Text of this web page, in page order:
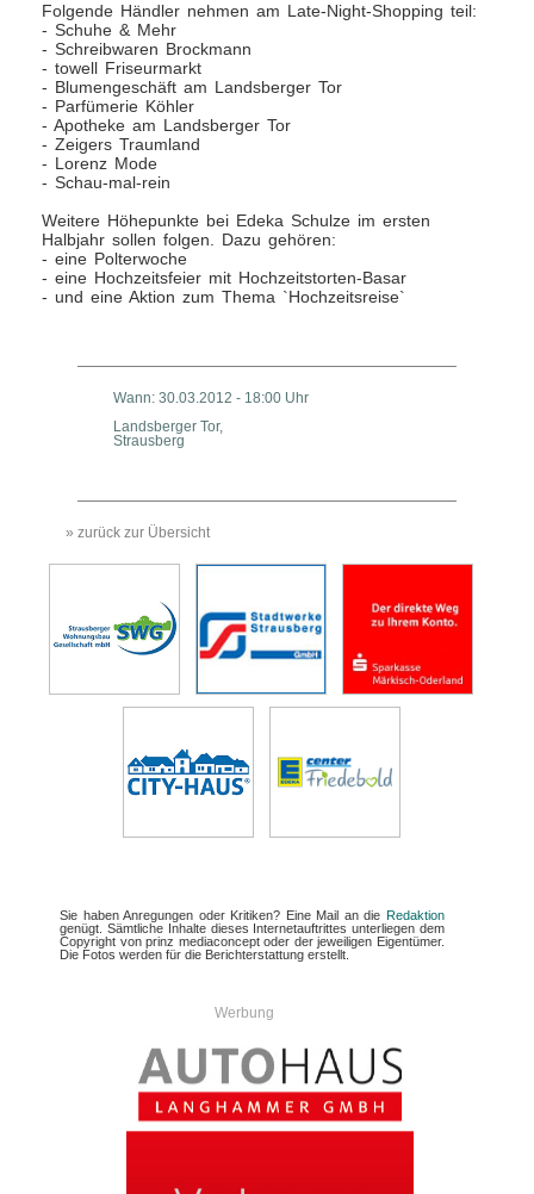
Folgende Händler nehmen am Late-Night-Shopping teil:
- Schuhe & Mehr
- Schreibwaren Brockmann
- towell Friseurmarkt
- Blumengeschäft am Landsberger Tor
- Parfümerie Köhler
- Apotheke am Landsberger Tor
- Zeigers Traumland
- Lorenz Mode
- Schau-mal-rein
Weitere Höhepunkte bei Edeka Schulze im ersten
Halbjahr sollen folgen. Dazu gehören:
- eine Polterwoche
- eine Hochzeitsfeier mit Hochzeitstorten-Basar
- und eine Aktion zum Thema `Hochzeitsreise`
Wann: 30.03.2012 - 18:00 Uhr
Landsberger Tor,
Strausberg
» zurück zur Übersicht
Sie haben Anregungen oder Kritiken? Eine Mail an die Redaktion
genügt. Sämtliche Inhalte dieses Internetauftrittes unterliegen dem
Copyright von prinz mediaconcept oder der jeweiligen Eigentümer.
Die Fotos werden für die Berichterstattung erstellt.
Werbung